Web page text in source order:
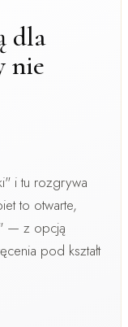
dla
nie
i tu rozgrywa
to otwarte,
— z opcją
pod kształt